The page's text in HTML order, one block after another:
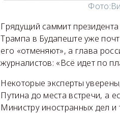
Фото:
Грядущий саммит
Трампа в Будапеште уже
его «отменяют», а глава
журналистов: «Всё идет по
Некоторые эксперты
Путина до места встречи, а
Министру иностранных дел